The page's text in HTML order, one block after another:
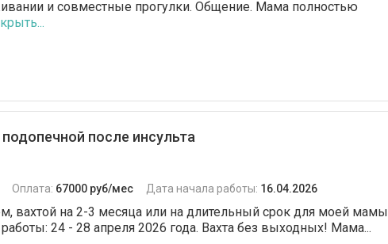
и совместные прогулки. Общение. Мама полностью
после инсульта
Оплата: 67000 руб/мес Дата начала работы: 16.04.2026
вахтой на 2-3 месяца или на длительный срок для моей мамы
работы: 24 - 28 апреля 2026 года. Вахта без выходных! Мама...